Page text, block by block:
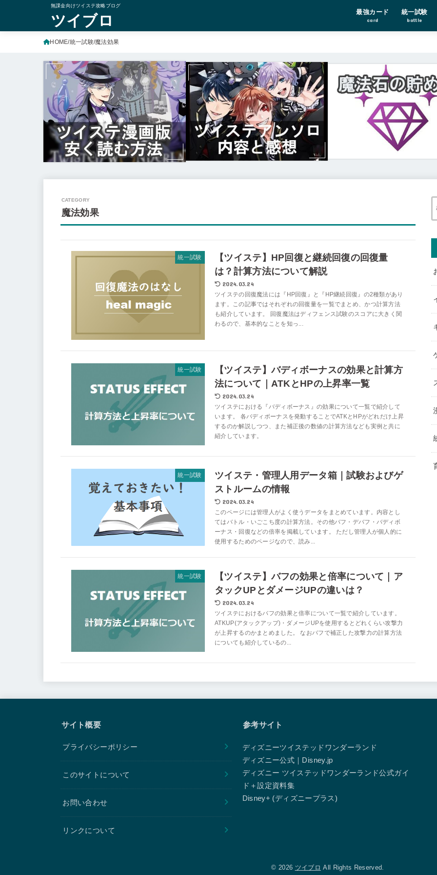
無課金向けツイステ攻略ブログ
ツイブロ 最強カード
card
統一試験
battle
HOME 統一試験 魔法効果
魔法効果
統一試験
【ツイステ】HP回復と継続回復の回復量
は？計算方法について解説
2024.03.24
ツイステの回復魔法には『HP回復』と『HP継続回復』の2種類があり
ます。この記事ではそれぞれの回復量を一覧でまとめ、かつ計算方法
も紹介しています。 回復魔法はディフェンス試験のスコアに大きく関
わるので、基本的なことを知っ...
統一試験
【ツイステ】バディボーナスの効果と計算方
法について｜ATKとHPの上昇率一覧
2024.03.24
ツイステにおける『バディボーナス』の効果について一覧で紹介して
います。 各バディボーナスを発動することでATKとHPがどれだけ上昇
するのか解説しつつ、また補正後の数値の計算方法なども実例と共に
紹介しています。
統一試験
ツイステ・管理人用データ箱｜試験およびゲ
ストルームの情報
2024.03.24
このページには管理人がよく使うデータをまとめています。内容とし
てはバトル・いごこち度の計算方法。その他バフ・デバフ・バディボ
ーナス・回復などの倍率を掲載しています。 ただし管理人が個人的に
使用するためのページなので、読み...
統一試験
【ツイステ】バフの効果と倍率について｜ア
タックUPとダメージUPの違いは？
2024.03.24
ツイステにおけるバフの効果と倍率について一覧で紹介しています。
ATKUP(アタックアップ)・ダメージUPを使用するとどれくらい攻撃力
が上昇するのかまとめました。 なおバフで補正した攻撃力の計算方法
についても紹介しているの...
サイト概要
プライバシーポリシー
このサイトについて
お問い合わせ
リンクについて
参考サイト
ディズニーツイステッドワンダーランド
ディズニー公式｜Disney.jp
ディズニー ツイステッドワンダーランド公式ガイ
ド＋設定資料集
Disney+ (ディズニープラス)
© 2026 ツイブロ All Rights Reserved.